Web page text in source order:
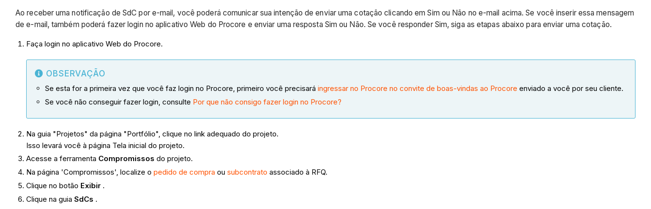
Ao receber uma notificação de SdC por e-mail, você poderá comunicar sua intenção de enviar uma cotação clicando em Sim ou Não no e-mail acima. Se você inserir essa mensagem
de e-mail, também poderá fazer login no aplicativo Web do Procore e enviar uma resposta Sim ou Não. Se você responder Sim, siga as etapas abaixo para enviar uma cotação.
Faça login no aplicativo Web do Procore.
OBSERVAÇÃO
Se esta for a primeira vez que você faz login no Procore, primeiro você precisaráingressar no Procore no convite de boas-vindas ao Procore enviado a você por seu cliente.
Se você não conseguir fazer login, consulte Por que não consigo fazer login no Procore?
Na guia "Projetos" da página "Portfólio", clique no link adequado do projeto.
Isso levará você à página Tela inicial do projeto.
Acesse a ferramenta Compromissos do projeto.
Na página 'Compromissos', localize opedido de compra ousubcontrato associado à RFQ.
Clique no botão Exibir .
Clique na guiaSdCs .